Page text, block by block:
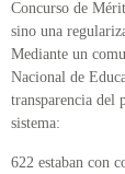
Concurso de
sino una
Mediante un
Nacional de
transparencia del
sistema:
622 estaban con